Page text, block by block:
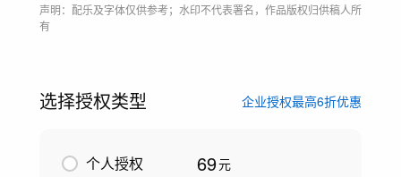
声明：配乐及字体仅供参考；水印不代表署名，作品版权归供稿人所
有
选择授权类型 企业授权最高6折优惠
个人授权 69元